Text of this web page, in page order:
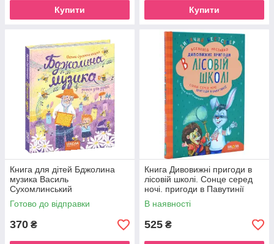
Купити Купити
Книга для дітей Бджолина
музика Василь
Сухомлинський
Готово до відправки
370 ₴
Книга Дивовижні пригоди в
лісовій школі. Сонце серед
ночі. пригоди в Павутинії
В наявності
525 ₴